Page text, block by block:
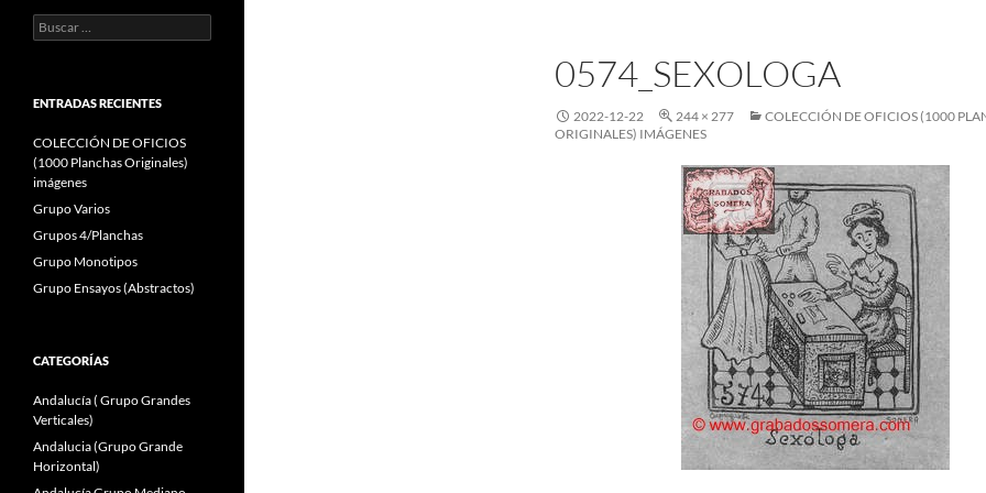
0574_SEXOLOGA
2022-12-22 244 × 277
COLECCIÓN DE OFICIOS (1000
ORIGINALES) IMÁGENES
Buscar:
ENTRADAS RECIENTES
COLECCIÓN DE OFICIOS
(1000 Planchas Originales)
imágenes
Grupo Varios
Grupos 4/Planchas
Grupo Monotipos
Grupo Ensayos (Abstractos)
CATEGORÍAS
Andalucía ( Grupo Grandes
Verticales)
Andalucia (Grupo Grande
Horizontal)